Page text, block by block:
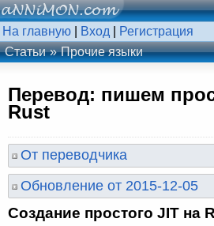
На главную Вход
Регистрация
Статьи
Прочие языки
Перевод: пишем
Rust
От переводчика
Обновление от 2015-12-05
Создание простого JIT на